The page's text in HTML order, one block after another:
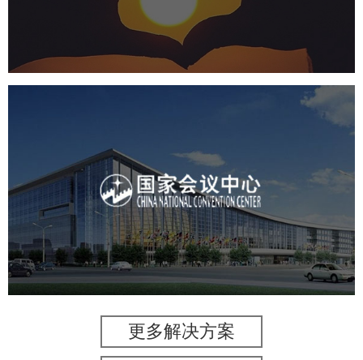
国企 品牌官网 网站建设
国家会议中心
专业服务 网站建设 网站设计
更多解决方案